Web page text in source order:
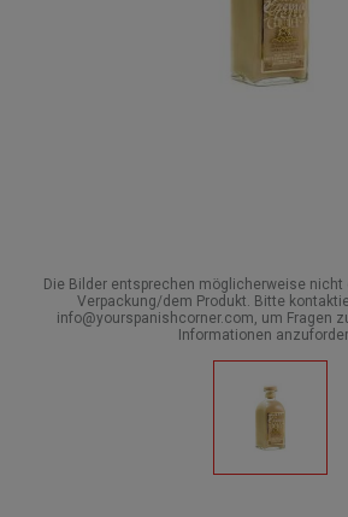
Die Bilder entsprechen möglicherweise
Verpackung/dem Produkt. Bitte
info@yourspanishcorner.com, um Fragen
Informationen